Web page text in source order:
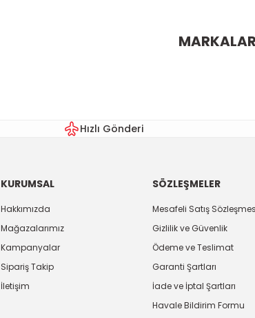
Bu ürüne ilk yorumu siz
MARKALAR
Hızlı Gönderi
KURUMSAL
Hakkımızda
Mağazalarımız
Kampanyalar
Sipariş Takip
İletişim
SÖZLEŞMELER
Mesafeli Satış
Gizlilik ve Güvenlik
Ödeme ve Teslimat
Garanti Şartları
İade ve İptal Şartları
Havale Bildirim Formu